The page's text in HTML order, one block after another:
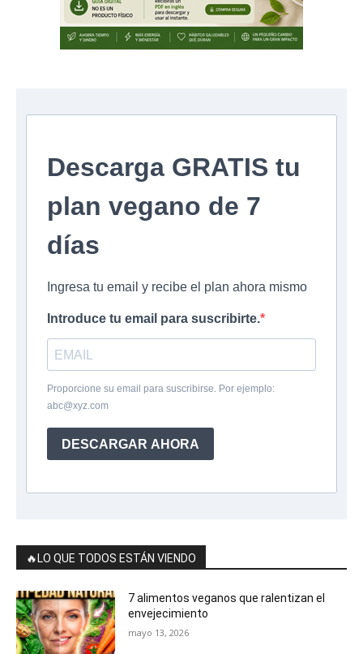
Descarga GRATIS tu
plan vegano de 7
días
Ingresa tu email y recibe el plan ahora mismo
Introduce tu email para suscribirte.
Proporcione su email para suscribirse. Por ejemplo:
abc@xyz.com
DESCARGAR AHORA
🔥LO QUE TODOS ESTÁN VIENDO
7 alimentos veganos que ralentizan el
envejecimiento
mayo 13, 2026